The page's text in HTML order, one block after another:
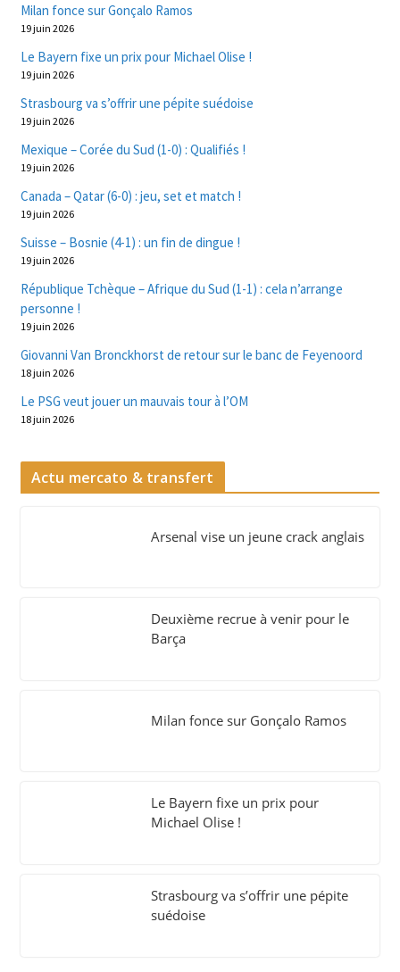
Milan fonce sur Gonçalo Ramos
19 juin 2026
Le Bayern fixe un prix pour Michael Olise !
19 juin 2026
Strasbourg va s’offrir une pépite suédoise
19 juin 2026
Mexique – Corée du Sud (1-0) : Qualifiés !
19 juin 2026
Canada – Qatar (6-0) : jeu, set et match !
19 juin 2026
Suisse – Bosnie (4-1) : un fin de dingue !
19 juin 2026
République Tchèque – Afrique du Sud (1-1) : cela n’arrange
personne !
19 juin 2026
Giovanni Van Bronckhorst de retour sur le banc de Feyenoord
18 juin 2026
Le PSG veut jouer un mauvais tour à l’OM
18 juin 2026
Actu mercato & transfert
Arsenal vise un jeune crack anglais
Deuxième recrue à venir pour le
Barça
Milan fonce sur Gonçalo Ramos
Le Bayern fixe un prix pour
Michael Olise !
Strasbourg va s’offrir une pépite
suédoise